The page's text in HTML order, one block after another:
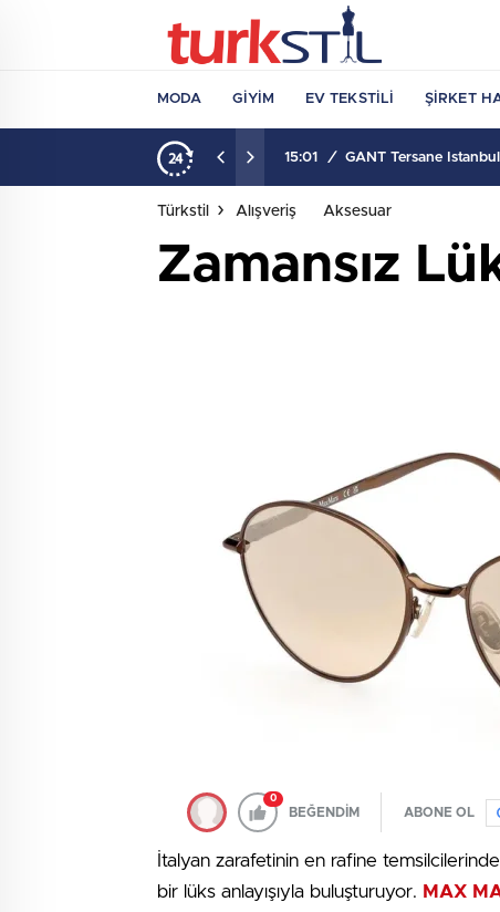
MODA GIYIM EV TEKSTILI ŞIRKET
15:01 / GANT Tersane İstanbul
Türkstil Alışveriş Aksesuar
Zamansız
0
BEĞENDİM ABONE OL
İtalyan zarafetinin en rafine
bir lüks anlayışıyla buluşturuyor. MAX